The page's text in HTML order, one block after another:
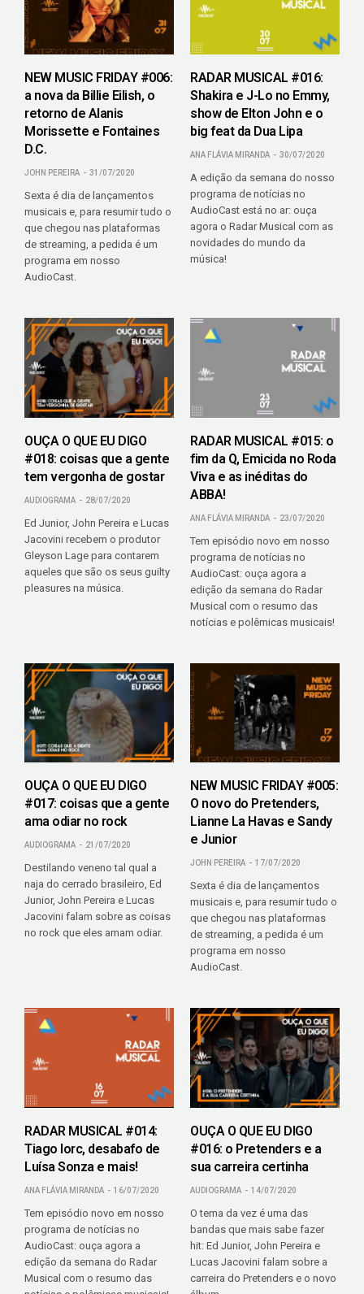
NEW MUSIC FRIDAY #006:
a nova da Billie Eilish, o
retorno de Alanis
Morissette e Fontaines
D.C.
JOHN PEREIRA 31/07/2020
Sexta é dia de lançamentos
musicais e, para resumir tudo o
que chegou nas plataformas
de streaming, a pedida é um
programa em nosso
AudioCast.
RADAR MUSICAL #016:
Shakira e J-Lo no Emmy,
show de Elton John e o
big feat da Dua Lipa
ANA FLÁVIA MIRANDA 30/07/2020
A edição da semana do nosso
programa de notícias no
AudioCast está no ar: ouça
agora o Radar Musical com as
novidades do mundo da
música!
OUÇA O QUE EU DIGO
#018: coisas que a gente
tem vergonha de gostar
AUDIOGRAMA 28/07/2020
Ed Junior, John Pereira e Lucas
Jacovini recebem o produtor
Gleyson Lage para contarem
aqueles que são os seus guilty
pleasures na música.
RADAR MUSICAL #015: o
fim da Q, Emicida no Roda
Viva e as inéditas do
ABBA!
ANA FLÁVIA MIRANDA 23/07/2020
Tem episódio novo em nosso
programa de notícias no
AudioCast: ouça agora a
edição da semana do Radar
Musical com o resumo das
notícias e polêmicas musicais!
OUÇA O QUE EU DIGO
#017: coisas que a gente
ama odiar no rock
AUDIOGRAMA 21/07/2020
Destilando veneno tal qual a
naja do cerrado brasileiro, Ed
Junior, John Pereira e Lucas
Jacovini falam sobre as coisas
no rock que eles amam odiar.
NEW MUSIC FRIDAY #005:
O novo do Pretenders,
Lianne La Havas e Sandy
e Junior
JOHN PEREIRA 17/07/2020
Sexta é dia de lançamentos
musicais e, para resumir tudo o
que chegou nas plataformas
de streaming, a pedida é um
programa em nosso
AudioCast.
RADAR MUSICAL #014:
Tiago Iorc, desabafo de
Luísa Sonza e mais!
ANA FLÁVIA MIRANDA 16/07/2020
Tem episódio novo em nosso
programa de notícias no
AudioCast: ouça agora a
edição da semana do Radar
Musical com o resumo das
OUÇA O QUE EU DIGO
#016: o Pretenders e a
sua carreira certinha
AUDIOGRAMA 14/07/2020
O tema da vez é uma das
bandas que mais sabe fazer
hit: Ed Junior, John Pereira e
Lucas Jacovini falam sobre a
carreira do Pretenders e o novo